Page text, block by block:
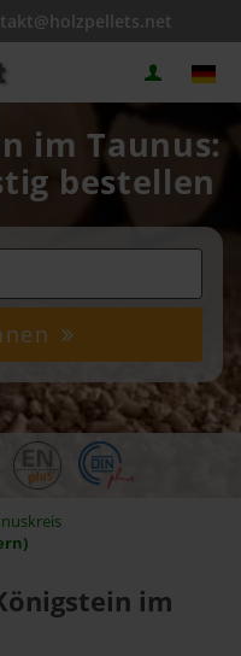
im Taunus:
bestellen
im